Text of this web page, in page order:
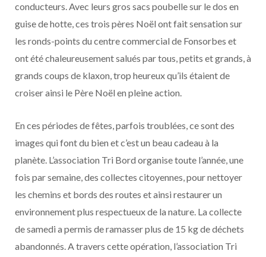
conducteurs. Avec leurs gros sacs poubelle sur le dos en
guise de hotte, ces trois pères Noël ont fait sensation sur
les ronds-points du centre commercial de Fonsorbes et
ont été chaleureusement salués par tous, petits et grands, à
grands coups de klaxon, trop heureux qu’ils étaient de
croiser ainsi le Père Noël en pleine action.
En ces périodes de fêtes, parfois troublées, ce sont des
images qui font du bien et c’est un beau cadeau à la
planète. L’association Tri Bord organise toute l’année, une
fois par semaine, des collectes citoyennes, pour nettoyer
les chemins et bords des routes et ainsi restaurer un
environnement plus respectueux de la nature. La collecte
de samedi a permis de ramasser plus de 15 kg de déchets
abandonnés. A travers cette opération, l’association Tri